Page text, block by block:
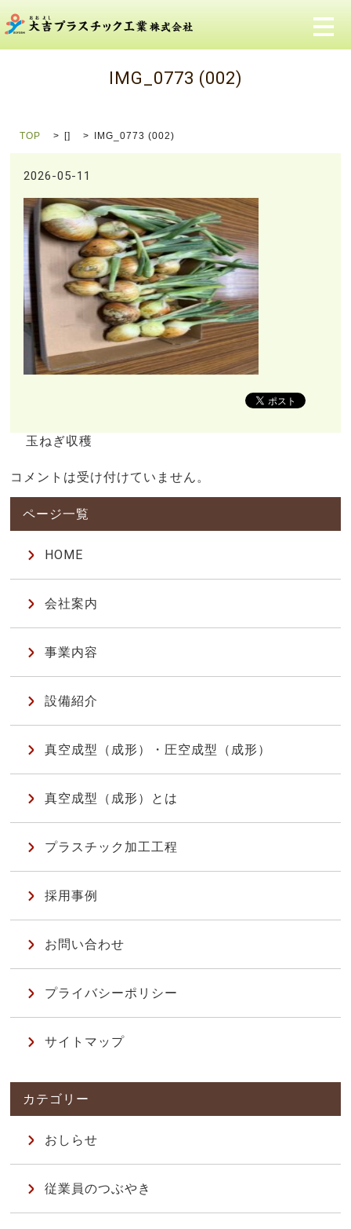
メ
IMG_0773 (002)
TOP [] IMG_0773 (002)
2026-05-11
玉ねぎ収穫
コメントは受け付けていません。
HOME
会社案内
事業内容
設備紹介
真空成型（成形）・圧空成型（成形）
真空成型（成形）とは
プラスチック加工工程
採用事例
お問い合わせ
プライバシーポリシー
サイトマップ
おしらせ
従業員のつぶやき